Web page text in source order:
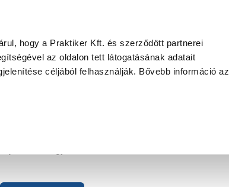
hogy a Praktiker Kft. és szerződött partnerei
az oldalon tett látogatásának adatait
céljából felhasználják. Bővebb információ az